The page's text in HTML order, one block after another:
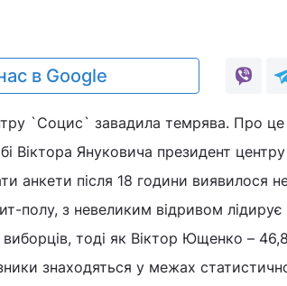
в Google
`Социс` завадила темрява. Про
Віктора Януковича президент
анкети після 18 години виявилося
полу, з невеликим відривом лідирує
тоді як Віктор Ющенко –
знаходяться у межах